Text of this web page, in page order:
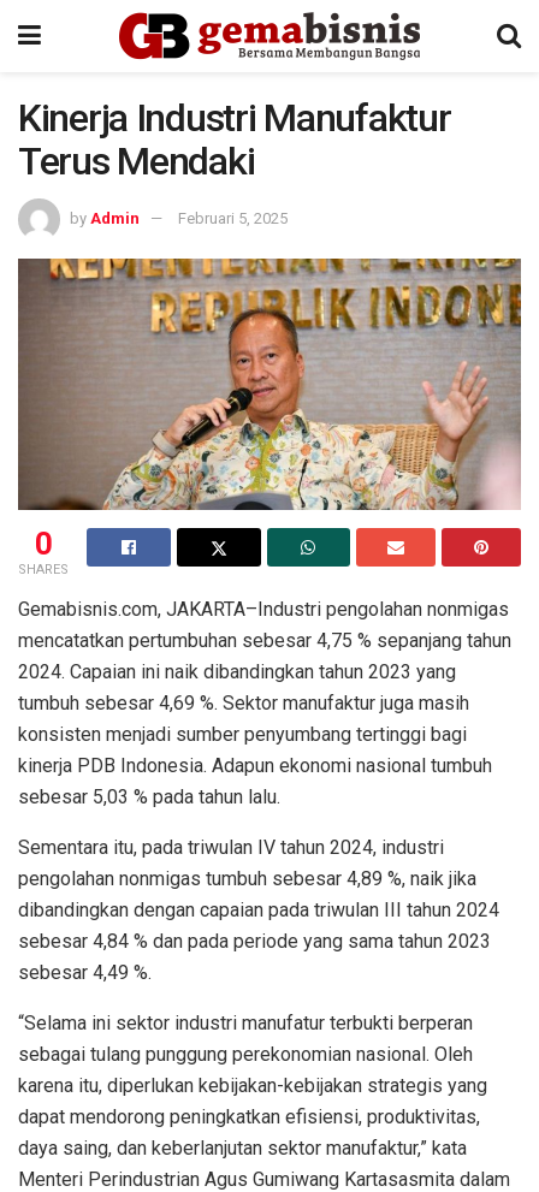
Kinerja Industri Manufaktur
Terus Mendaki
by Admin Februari 5, 2025
0
SHARES
Gemabisnis.com, JAKARTA–Industri pengolahan nonmigas
mencatatkan pertumbuhan sebesar 4,75 % sepanjang tahun
2024. Capaian ini naik dibandingkan tahun 2023 yang
tumbuh sebesar 4,69 %. Sektor manufaktur juga masih
konsisten menjadi sumber penyumbang tertinggi bagi
kinerja PDB Indonesia. Adapun ekonomi nasional tumbuh
sebesar 5,03 % pada tahun lalu.
Sementara itu, pada triwulan IV tahun 2024, industri
pengolahan nonmigas tumbuh sebesar 4,89 %, naik jika
dibandingkan dengan capaian pada triwulan III tahun 2024
sebesar 4,84 % dan pada periode yang sama tahun 2023
sebesar 4,49 %.
“Selama ini sektor industri manufatur terbukti berperan
sebagai tulang punggung perekonomian nasional. Oleh
karena itu, diperlukan kebijakan-kebijakan strategis yang
dapat mendorong peningkatkan efisiensi, produktivitas,
daya saing, dan keberlanjutan sektor manufaktur,” kata
Menteri Perindustrian Agus Gumiwang Kartasasmita dalam